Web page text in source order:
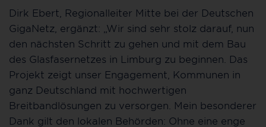
Dirk Ebert, Regionalleiter Mitte bei der Deutschen
GigaNetz, ergänzt: „Wir sind sehr stolz darauf, nun
den nächsten Schritt zu gehen und mit dem Bau
des Glasfasernetzes in Limburg zu beginnen. Das
Projekt zeigt unser Engagement, Kommunen in
ganz Deutschland mit hochwertigen
Breitbandlösungen zu versorgen. Mein besonderer
Dank gilt den lokalen Behörden: Ohne eine enge